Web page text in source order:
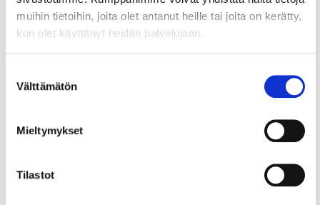
muihin tietoihin, joita olet antanut heille tai joita on kerätty,
kun olet käyttänyt heidän palvelujaan.
valinta
Välttämätön
Mieltymykset
Tilastot
henkilöstö- tai palkkakysymys, verotus- tai
kirjanpitoasia tai kansainvälistymiseen
liittyvä asia >>
verkkopalvelussa oleviin kansainvälisiin